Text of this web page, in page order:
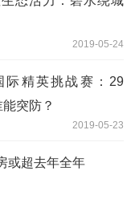
2019-05-24
际精英挑战赛：29
突防？
2019-05-23
或超去年全年